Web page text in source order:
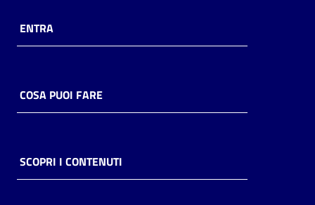
online
Piani
ENTRA
COSA PUOI FARE
SCOPRI I CONTENUTI